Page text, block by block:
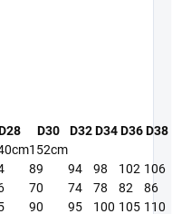
D30 D32 D34 D36 D38
152cm
89 94 98 102 106
70 74 78 82
86
90 95 100 105 110